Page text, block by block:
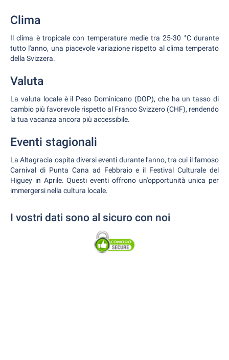
Clima
Il clima è tropicale con temperature medie tra 25-30 °C durante
tutto l'anno, una piacevole variazione rispetto al clima temperato
della Svizzera.
Valuta
La valuta locale è il Peso Dominicano (DOP), che ha un tasso di
cambio più favorevole rispetto al Franco Svizzero (CHF), rendendo
la tua vacanza ancora più accessibile.
Eventi stagionali
La Altagracia ospita diversi eventi durante l'anno, tra cui il famoso
Carnival di Punta Cana ad Febbraio e il Festival Culturale del
Higuey in Aprile. Questi eventi offrono un'opportunità unica per
immergersi nella cultura locale.
I vostri dati sono al sicuro con noi